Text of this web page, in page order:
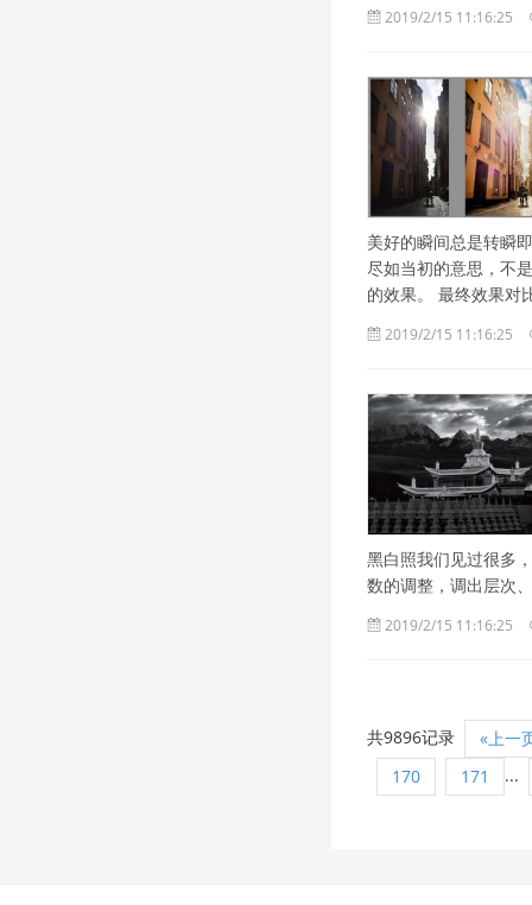
2019/2/15 11:16:25
美好的瞬间总是转瞬
尽如当初的意思，不
的效果。 最终效果对
2019/2/15 11:16:25
黑白照我们见过很多
数的调整，调出层次
2019/2/15 11:16:25
共9896记录
«上一
170
171 ...